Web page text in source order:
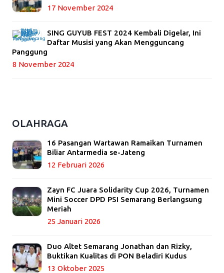
17 November 2024
SING GUYUB FEST 2024 Kembali Digelar, Ini
Daftar Musisi yang Akan Mengguncang
Panggung
8 November 2024
OLAHRAGA
16 Pasangan Wartawan Ramaikan Turnamen
Biliar Antarmedia se-Jateng
12 Februari 2026
Zayn FC Juara Solidarity Cup 2026, Turnamen
Mini Soccer DPD PSI Semarang Berlangsung
Meriah
25 Januari 2026
Duo Altet Semarang Jonathan dan Rizky,
Buktikan Kualitas di PON Beladiri Kudus
13 Oktober 2025